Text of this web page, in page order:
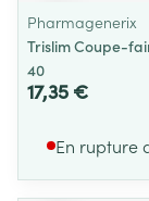
Pharmagenerix
Trislim Coupe-
40
17,35 €
En rupture